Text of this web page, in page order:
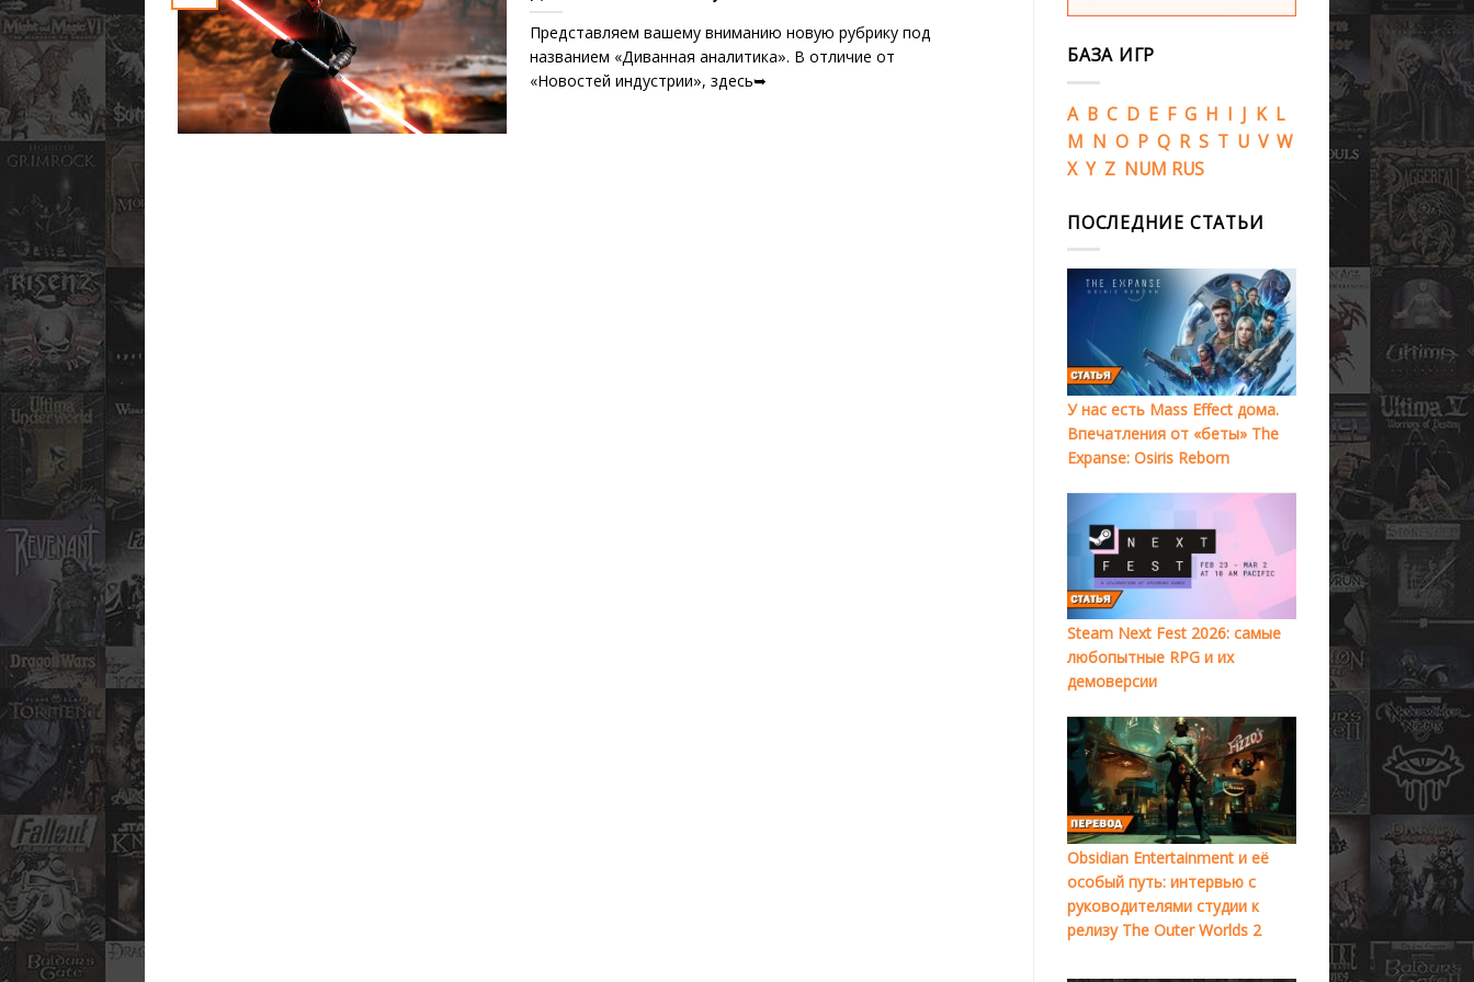
Представляем вашему вниманию новую рубрику под
названием «Диванная аналитика». В отличие от
«Новостей индустрии», здесь➥
БАЗА ИГР
A B C D E F G H I J K L
M N O P Q R S T U V W
X Y Z NUM RUS
ПОСЛЕДНИЕ СТАТЬИ
У нас есть Mass Effect дома.
Впечатления от «беты» The
Expanse: Osiris Reborn
Steam Next Fest 2026: самые
любопытные RPG и их
демоверсии
Obsidian Entertainment и её
особый путь: интервью с
руководителями студии к
релизу The Outer Worlds 2